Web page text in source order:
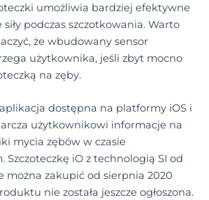
umożliwia bardziej efektywne
siły podczas szczotkowania. Warto
że wbudowany sensor
użytkownika, jeśli zbyt mocno
na zęby.
dostępna na platformy iOS i
użytkownikowi informacje na
mycia zębów w czasie
Szczoteczkę iO z technologią SI od
można zakupić od sierpnia 2020
nie została jeszcze ogłoszona.